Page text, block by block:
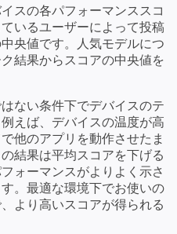
スの各パフォーマンススコ
いるユーザーによって投稿
央値です。人気モデルにつ
結果からスコアの中央値を
ない条件下でデバイスのテ
えば、デバイスの温度が高
他のアプリを動作させたま
結果は平均スコアを下げる
ォーマンスがよりよく示さ
。最適な環境下でお使いの
より高いスコアが得られる